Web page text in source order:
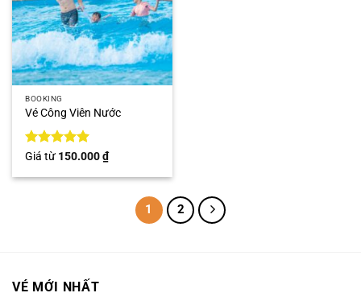
BOOKING
Vé Công Viên Nước
Được xếp
sao
Giá từ 150.000₫
1 2
VÉ MỚI NHẤT